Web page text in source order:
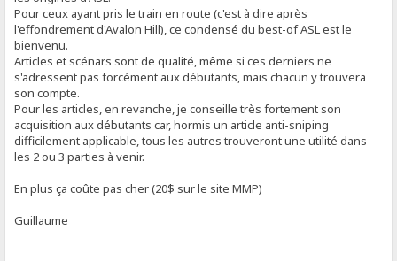
Pour ceux ayant pris le train en route (c'est à dire après
l'effondrement d'Avalon Hill), ce condensé du best-of ASL est le
bienvenu.
Articles et scénars sont de qualité, même si ces derniers ne
s'adressent pas forcément aux débutants, mais chacun y trouvera
son compte.
Pour les articles, en revanche, je conseille très fortement son
acquisition aux débutants car, hormis un article anti-sniping
difficilement applicable, tous les autres trouveront une utilité dans
les 2 ou 3 parties à venir.
En plus ça coûte pas cher (20$ sur le site MMP)
Guillaume